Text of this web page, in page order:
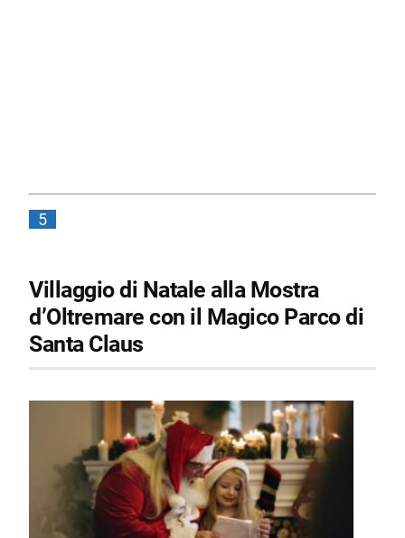
5
Villaggio di Natale alla Mostra
d’Oltremare con il Magico Parco di
Santa Claus